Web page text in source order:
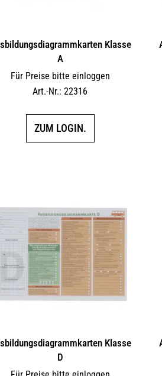
Klasse
A
Für Preise bitte einloggen
Art.-Nr.: 22316
ZUM LOGIN.
Klasse
D